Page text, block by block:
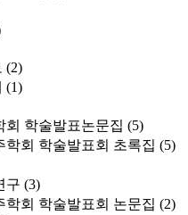
(2)
(1)
회 학술발표논문집 (5)
학회 학술발표회 초록집 (5)
구 (3)
학회 학술발표회 논문집 (2)